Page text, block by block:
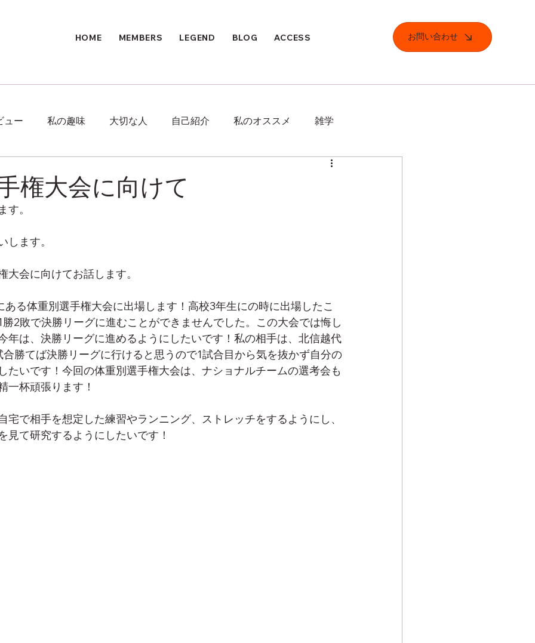
HOME MEMBERS LEGEND BLOG ACCESS お問い合わせ
ュー 私の趣味 大切な人 自己紹介 私のオススメ 雑学
権大会に向けて
。
します。
大会に向けてお話します。
ある体重別選手権大会に出場します！高校3年生にの時に出場したこ
2敗で決勝リーグに進むことができませんでした。この大会では悔し
年は、決勝リーグに進めるようにしたいです！私の相手は、北信越代
勝てば決勝リーグに行けると思うので1試合目から気を抜かず自分の
たいです！今回の体重別選手権大会は、ナショナルチームの選考会も
一杯頑張ります！
宅で相手を想定した練習やランニング、ストレッチをするようにし、
見て研究するようにしたいです！